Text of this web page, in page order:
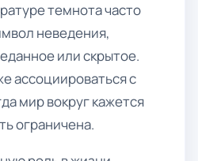
темнота часто
неведения,
или скрытое.
ассоциироваться с
мир вокруг кажется
ограничена.